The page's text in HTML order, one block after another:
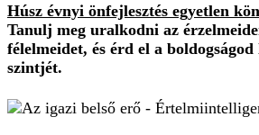
Húsz évnyi önfejlesztés egyetlen
Tanulj meg uralkodni az
félelmeidet, és érd el a boldogságod
szintjét.